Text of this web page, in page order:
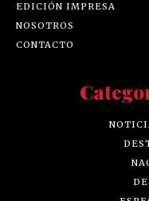
EDICIÓN IMPRESA
NOSOTROS
CONTACTO